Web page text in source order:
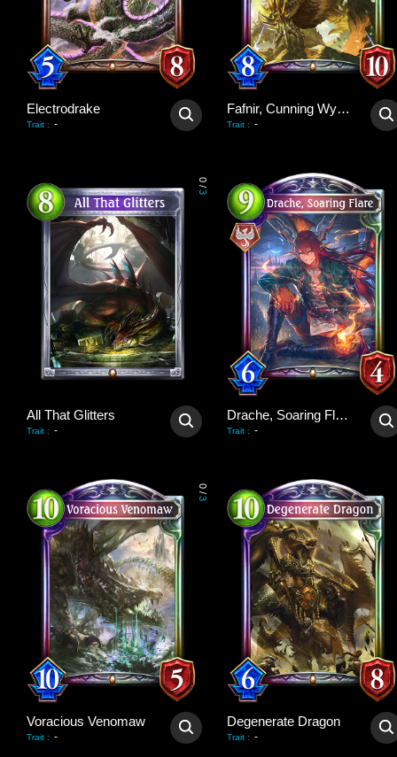
Electrodrake
Trait : -
Fafnir, Cunning Wyrm
Trait : -
0
/
3
All That Glitters
Trait : -
Drache, Soaring Flare
Trait : -
0
/
3
Voracious Venomaw
Trait : -
Degenerate Dragon
Trait : -